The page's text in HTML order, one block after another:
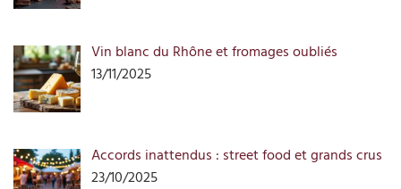
Vin blanc du Rhône et fromages oubliés
13/11/2025
Accords inattendus : street food et grands crus
23/10/2025